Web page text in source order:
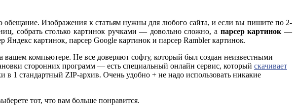
Изображения к статьям нужны для любого сайта, и если вы пишите по 2-
собрать столько картинок ручками — довольно сложно, а парсер картинок—
картинок, парсер Google картинок и парсер Rambler картинок.
вашем компьютере. Не все доверяют софту, который был создан неизвестными
сторонних программ — есть специальный онлайн сервис, который скачивает
1 стандартный ZIP-архив. Очень удобно + не надо использовать никакие
тот, что вам больше понравится.